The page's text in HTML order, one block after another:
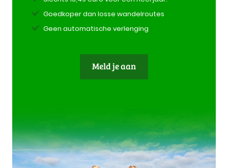
Goedkoper dan losse wandelroutes
Geen automatische verlenging
Meld je aan